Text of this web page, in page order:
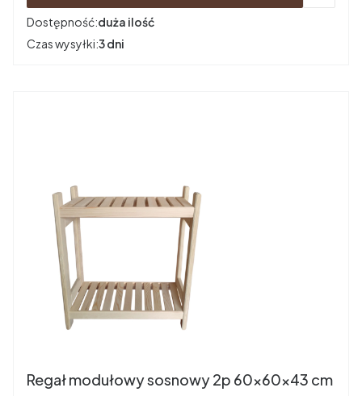
Dostępność:duża ilość
Czas wysyłki:3 dni
Regał modułowy sosnowy 2p 60x60x43 cm